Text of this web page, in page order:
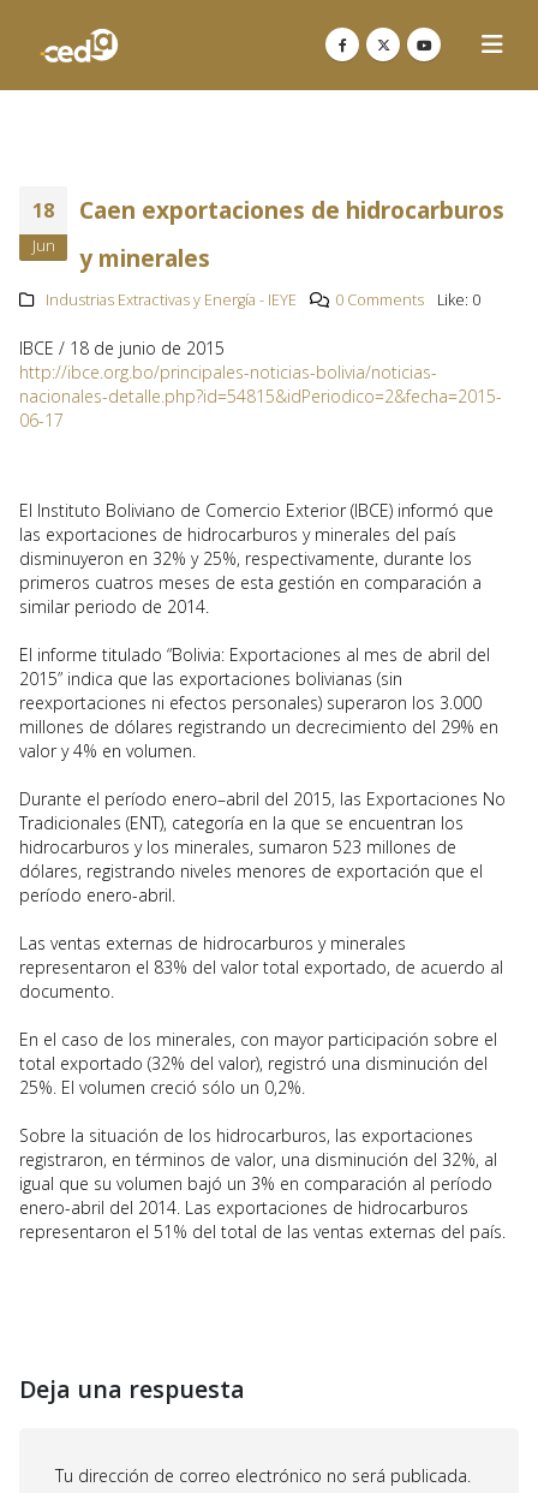
18
Jun
Caen exportaciones de hidrocarburos
y minerales
Industrias Extractivas y Energía - IEYE 0 Comments Like: 0
IBCE / 18 de junio de 2015
http://ibce.org.bo/principales-noticias-bolivia/noticias-
nacionales-detalle.php?id=54815&idPeriodico=2&fecha=2015-
06-17
El Instituto Boliviano de Comercio Exterior (IBCE) informó que
las exportaciones de hidrocarburos y minerales del país
disminuyeron en 32% y 25%, respectivamente, durante los
primeros cuatros meses de esta gestión en comparación a
similar periodo de 2014.
El informe titulado “Bolivia: Exportaciones al mes de abril del
2015” indica que las exportaciones bolivianas (sin
reexportaciones ni efectos personales) superaron los 3.000
millones de dólares registrando un decrecimiento del 29% en
valor y 4% en volumen.
Durante el período enero–abril del 2015, las Exportaciones No
Tradicionales (ENT), categoría en la que se encuentran los
hidrocarburos y los minerales, sumaron 523 millones de
dólares, registrando niveles menores de exportación que el
período enero-abril.
Las ventas externas de hidrocarburos y minerales
representaron el 83% del valor total exportado, de acuerdo al
documento.
En el caso de los minerales, con mayor participación sobre el
total exportado (32% del valor), registró una disminución del
25%. El volumen creció sólo un 0,2%.
Sobre la situación de los hidrocarburos, las exportaciones
registraron, en términos de valor, una disminución del 32%, al
igual que su volumen bajó un 3% en comparación al período
enero-abril del 2014. Las exportaciones de hidrocarburos
representaron el 51% del total de las ventas externas del país.
Deja una respuesta
Tu dirección de correo electrónico no será publicada.